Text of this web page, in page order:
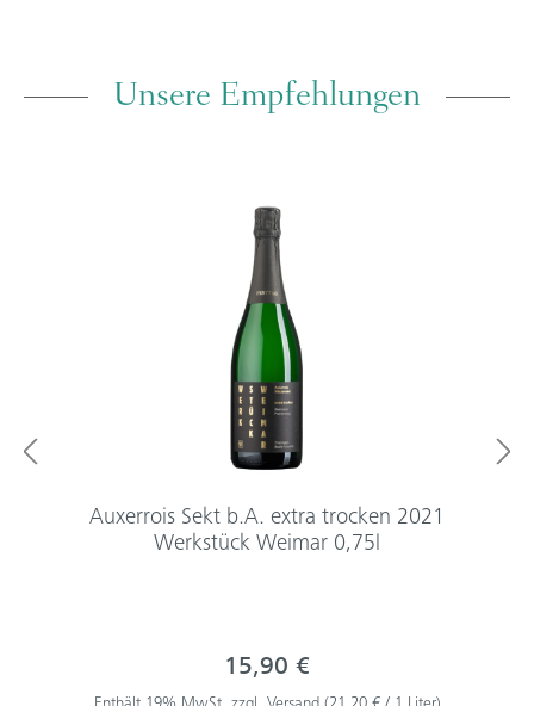
Unsere Empfehlungen
Auxerrois Sekt b.A. extra trocken 2021
Werkstück Weimar 0,75l
15,90 €